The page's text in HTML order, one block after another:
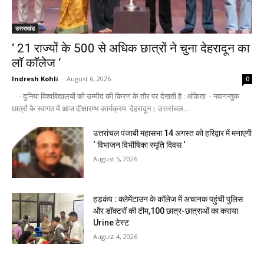
उत्तराखंड
‘ 21 राज्यों के 500 से अधिक छात्रों ने चुना देहरादून का
लाॅ काॅलेज ‘
Indresh Kohli - August 6, 2026 0
- दुनिया विश्वविद्यालयों को उम्मीद की किरण के तौर पर देखती है : अंकिता - नवागन्तुक
छात्रों के स्वागत में आज दीक्षारम्भ कार्यक्रम देहरादून। उत्तरांचल...
उत्तरांचल पंजाबी महासभा 14 अगस्त को हरिद्वार में मनाएगी
‘ विभाजन विभीषिका स्मृति दिवस ‘
August 5, 2026
हड़कंप : क्लेमेंटाउन के कॉलेज में अचानक पहुंची पुलिस
और डॉक्टरों की टीम,100 छात्र-छात्राओं का कराया
Urine टेस्ट
August 4, 2026